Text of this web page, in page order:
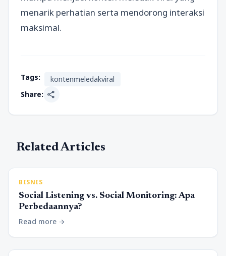
menarik perhatian serta mendorong interaksi
maksimal.
Tags:
kontenmeledakviral
Share: share
Related Articles
BISNIS
Social Listening vs. Social Monitoring: Apa
Perbedaannya?
Read more arrow_forward